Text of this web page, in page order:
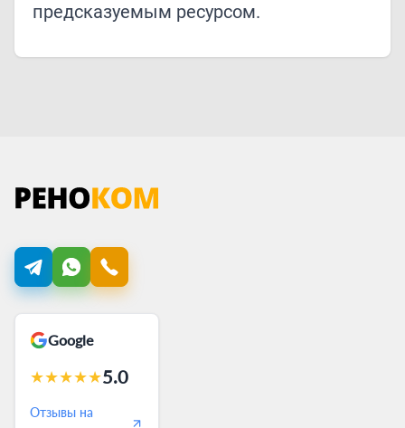
предсказуемым ресурсом.
Google
★★★★★5.0
Отзывы на